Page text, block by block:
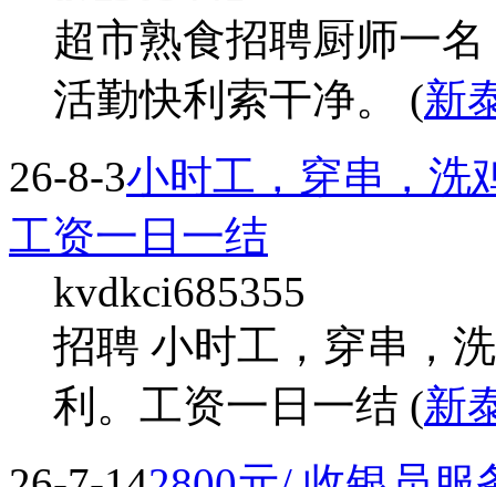
超市熟食招聘厨师一
活勤快利索干净。 (新
26-8-3小时工，穿串，洗
工资一日一结
kvdkci685355
招聘 小时工，穿串，
利。工资一日一结 (新